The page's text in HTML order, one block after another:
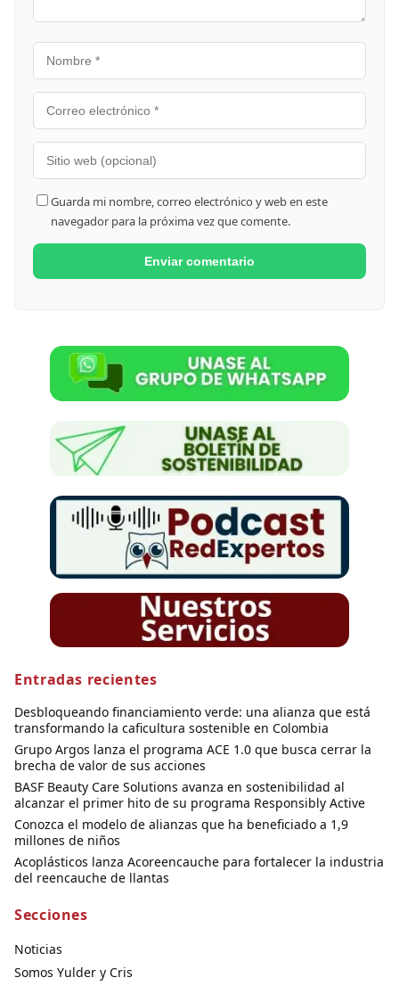
Guarda mi nombre, correo electrónico y web en este
navegador para la próxima vez que comente.
Entradas recientes
Desbloqueando financiamiento verde: una alianza que está
transformando la caficultura sostenible en Colombia
Grupo Argos lanza el programa ACE 1.0 que busca cerrar la
brecha de valor de sus acciones
BASF Beauty Care Solutions avanza en sostenibilidad al
alcanzar el primer hito de su programa Responsibly Active
Conozca el modelo de alianzas que ha beneficiado a 1,9
millones de niños
Acoplásticos lanza Acoreencauche para fortalecer la industria
del reencauche de llantas
Secciones
Noticias
Somos Yulder y Cris